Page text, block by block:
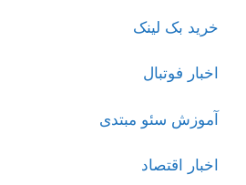
خرید بک لینک
اخبار فوتبال
آموزش سئو مبتدی
اخبار اقتصاد